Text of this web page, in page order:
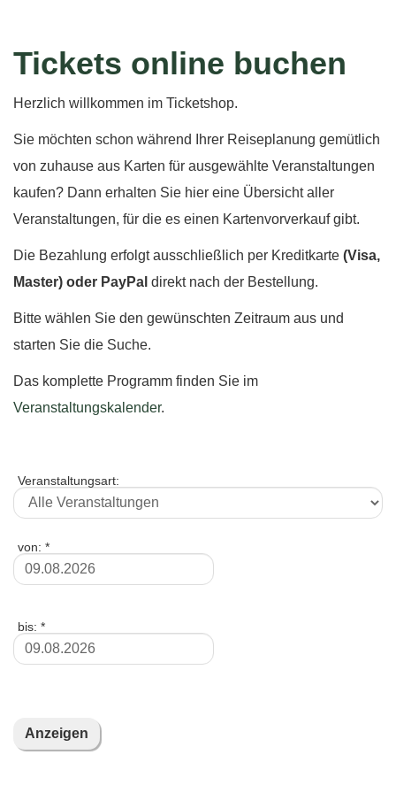
Tickets online buchen
Herzlich willkommen im Ticketshop.
Sie möchten schon während Ihrer Reiseplanung gemütlich
von zuhause aus Karten für ausgewählte Veranstaltungen
kaufen? Dann erhalten Sie hier eine Übersicht aller
Veranstaltungen, für die es einen Kartenvorverkauf gibt.
Die Bezahlung erfolgt ausschließlich per Kreditkarte (Visa,
Master) oder PayPal direkt nach der Bestellung.
Bitte wählen Sie den gewünschten Zeitraum aus und
starten Sie die Suche.
Das komplette Programm finden Sie im
Veranstaltungskalender.
Veranstaltungsart:
von: *
bis: *
Anzeigen